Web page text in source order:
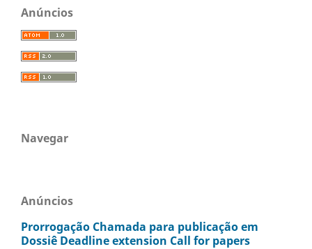
Anúncios
Navegar
Anúncios
Prorrogação Chamada para publicação em
Dossiê Deadline extension Call for papers